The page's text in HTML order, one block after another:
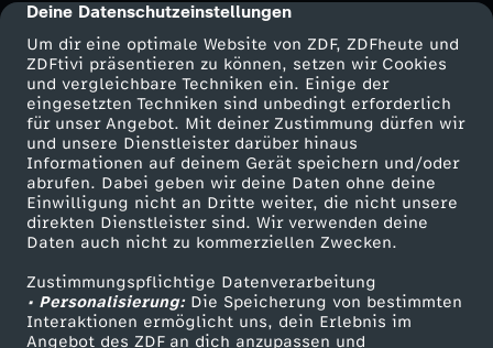
cmp-dialog-description
Deine Datenschutzeinstellungen
Um dir eine optimale Website von ZDF, ZDFheute und
ZDFtivi präsentieren zu können, setzen wir Cookies
und vergleichbare Techniken ein. Einige der
eingesetzten Techniken sind unbedingt erforderlich
für unser Angebot. Mit deiner Zustimmung dürfen wir
und unsere Dienstleister darüber hinaus
Informationen auf deinem Gerät speichern und/oder
abrufen. Dabei geben wir deine Daten ohne deine
Einwilligung nicht an Dritte weiter, die nicht unsere
direkten Dienstleister sind. Wir verwenden deine
Daten auch nicht zu kommerziellen Zwecken.
Zustimmungspflichtige Datenverarbeitung
• Personalisierung:Die Speicherung von bestimmten
Interaktionen ermöglicht uns, dein Erlebnis im
Angebot des ZDF an dich anzupassen und
k
t
u
e
l
l
Mehr ZDF
ZDF-Apps
Smart TV
ZDFtext
Livestreams
Sendungen A-Z
Service
ZDFmitreden
Kontakt zum ZDF
Tickets
Zuschauerservice
Hilfe